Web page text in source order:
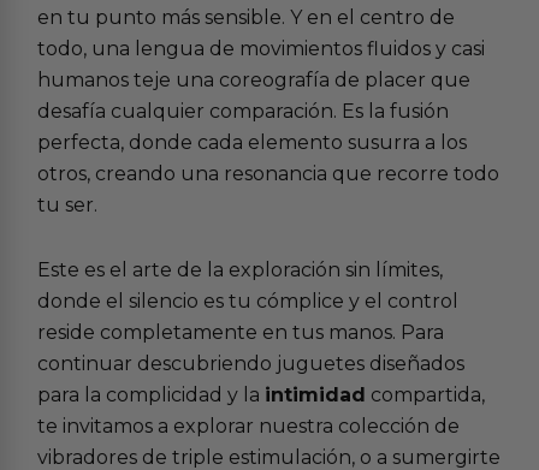
en tu punto más sensible. Y en el centro de
todo, una lengua de movimientos fluidos y casi
humanos teje una coreografía de placer que
desafía cualquier comparación. Es la fusión
perfecta, donde cada elemento susurra a los
otros, creando una resonancia que recorre todo
tu ser.
Este es el arte de la exploración sin límites,
donde el silencio es tu cómplice y el control
reside completamente en tus manos. Para
continuar descubriendo juguetes diseñados
para la complicidad y la intimidad compartida,
te invitamos a explorar nuestra colección de
vibradores de triple estimulación, o a sumergirte